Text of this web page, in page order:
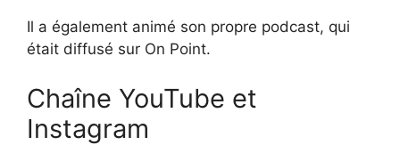
Il a également animé son propre podcast, qui
était diffusé sur On Point.
Chaîne YouTube et
Instagram